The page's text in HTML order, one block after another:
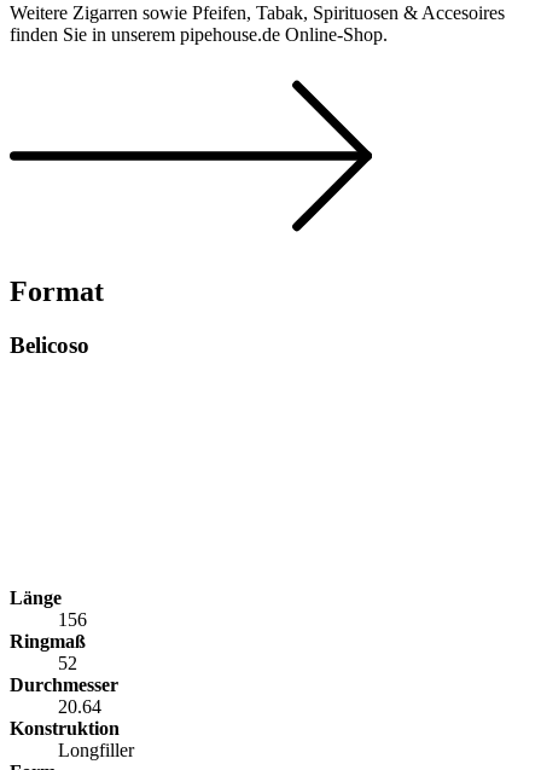
Weitere Zigarren sowie Pfeifen, Tabak, Spirituosen & Accesoires
finden Sie in unserem pipehouse.de Online-Shop.
Format
Belicoso
Länge
156
Ringmaß
52
Durchmesser
20.64
Konstruktion
Longfiller